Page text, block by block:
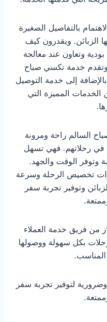
بالتفاصيل الصغيرة
الزبائن. ويقدرون كيف
وتعاون عند معالجة
وتقدم خدمة تكسي صباح
إلى خدمة التوصيل
الخدمات المميزة التي
السالم راحة ومرونة
في رحلاتهم. فهي تسهل
وتوفر الوقت والجهد.
تخصيص الرحلة وسرعة
وتوفير تجربة سفر
من فريق خدمة العملاء
بكل سهولة ووصولها
لتوفير تجربة سفر